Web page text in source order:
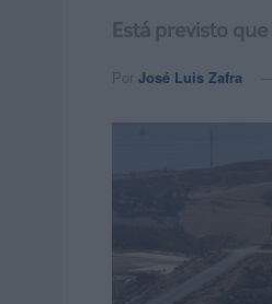
Está previsto
Por José Luis Zafra